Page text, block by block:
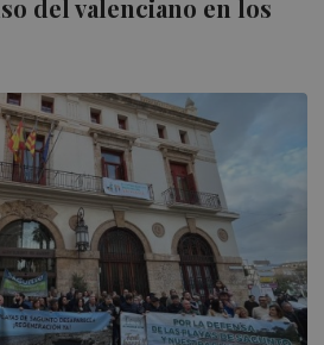
del valenciano en los